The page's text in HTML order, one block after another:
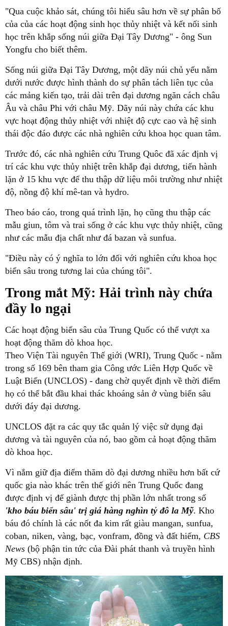
"Qua cuộc khảo sát, chúng tôi hiểu sâu hơn về sự phân bố
của của các hoạt động sinh học thủy nhiệt và kết nối sinh
học trên khắp sống núi giữa Đại Tây Dương" - ông Sun
Yongfu cho biết thêm.
Sống núi giữa Đại Tây Dương, một dãy núi chủ yếu nằm
dưới nước được hình thành do sự phân tách liên tục của
các mảng kiến tạo, trải dài trên đại dương ngăn cách châu
Âu và châu Phi với châu Mỹ. Dãy núi này chứa các khu
vực hoạt động thủy nhiệt với nhiệt độ cực cao và hệ sinh
thái độc đáo được các nhà nghiên cứu khoa học quan tâm.
Trước đó, các nhà nghiên cứu Trung Quôc đã xác định vị
trí các khu vực thủy nhiệt trên khắp đại dương, tiến hành
lặn ở 15 khu vực để thu thập dữ liệu môi trường như nhiệt
độ, nồng độ khí mê-tan và hydro.
Theo báo cáo, trong quá trình lặn, họ cũng thu thập các
mẫu giun, tôm và trai sống ở các khu vực thủy nhiệt, cũng
như các mẫu địa chất như đá bazan và sunfua.
"Điều này có ý nghĩa to lớn đối với nghiên cứu khoa học
biển sâu trong tương lai của chúng tôi".
Trong mắt Mỹ: Hải trình này chứa
đầy lo ngại
Các hoạt động biển sâu của Trung Quốc có thể vượt xa
hoạt động thăm dò khoa học.
Theo Viện Tài nguyên Thế giới (WRI), Trung Quốc - nằm
trong số 169 bên tham gia Công ước Liên Hợp Quốc về
Luật Biển (UNCLOS) - đang chờ quyết định về thời điểm
họ có thể bắt đầu khai thác khoáng sản ở vùng biển sâu
dưới đáy đại dương.
UNCLOS đặt ra các quy tắc quản lý việc sử dụng đại
dương và tài nguyên của nó, bao gồm cả hoạt động thăm
dò khoa học.
Vì nắm giữ địa điểm thăm dò đại dương nhiều hơn bất cứ
quốc gia nào khác trên thế giới nên Trung Quốc đang
được định vị để giành được thị phần lớn nhất trong số
'kho báu biển sâu' trị giá hàng nghìn tỷ đô la Mỹ. Kho
báu đó chính là các nốt đa kim rất giàu mangan, sunfua,
coban, niken, vàng, bạc, vonfram, đồng và đất hiếm, CBS
News (bộ phận tin tức của Đài phát thanh và truyền hình
Mỹ CBS) nhận định.